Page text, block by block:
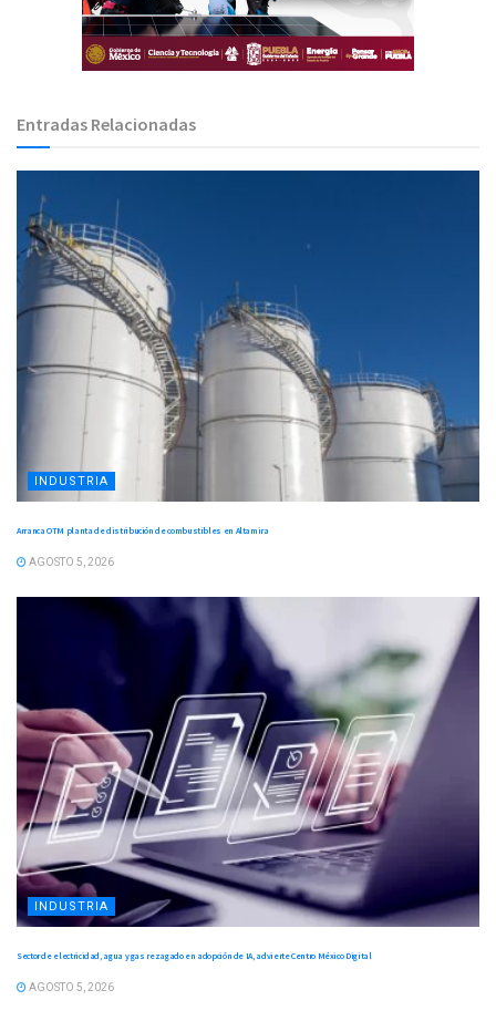
Entradas Relacionadas
INDUSTRIA
Arranca OTM planta de distribución de combustibles en Altamira
AGOSTO 5, 2026
INDUSTRIA
Sector de electricidad, agua y gas rezagado en adopción de IA, advierte Centro México Digital
AGOSTO 5, 2026